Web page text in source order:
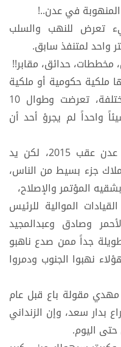
المنهوبة في عدن..!
للنهب والسلب
مخططات، حدائق، مقابر!!
ملكية حكومية أو ملكية
لمواطنين من محافظات يمنية مختلفة، تعرضت وطوال 10
واحداً لم يجرؤ أحد أن
امتدت يد النهب لكل شيء في عدن عقب 2015، لكن يد
جزء بسيط من الناس،
المؤتمر والإصلاح،
الموالية للرئيس
وصادق وعبدالمجيد
جداً ممن صدع ناهبو
نهبوا الجنوب ودمروا
مقولة باع قبل عام
بدار سعد، وإن الزنداني
اليوم.